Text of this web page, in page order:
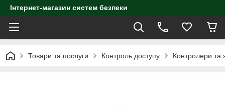
Інтернет-магазин систем безпеки
Товари та послуги Контроль доступу Контролери та